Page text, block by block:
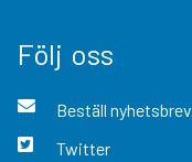
Följ oss
Beställ nyhetsbrev
Twitter